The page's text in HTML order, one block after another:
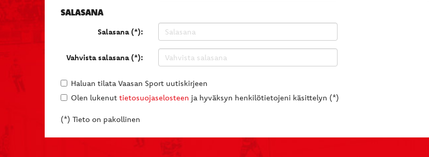
SALASANA
Salasana (*):
Vahvista salasana (*):
Haluan tilata Vaasan Sport uutiskirjeen
Olen lukenut tietosuojaselosteen ja hyväksyn henkilötietojeni käsittelyn (*)
(*) Tieto on pakollinen